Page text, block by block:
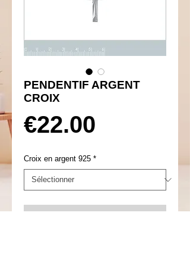
PENDENTIF ARGENT
CROIX
€22.00
Croix en argent 925 *